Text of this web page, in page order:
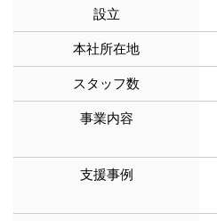
設立
本社所在地
スタッフ数
事業内容
支援事例